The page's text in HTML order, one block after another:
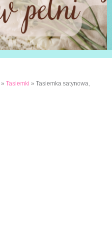
» Tasiemki » Tasiemka satynowa,